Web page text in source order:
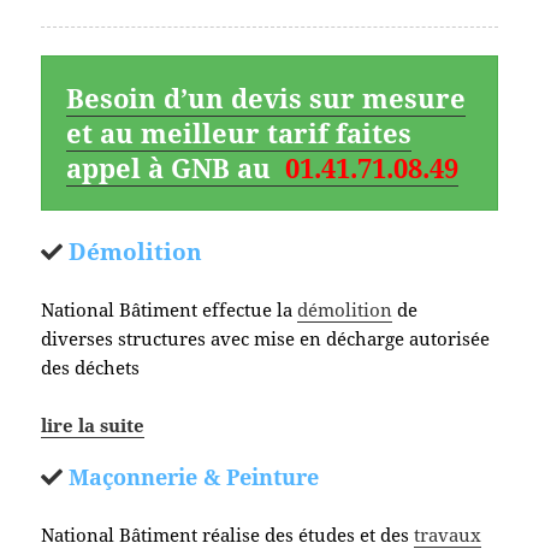
Besoin d’un devis sur mesure
et au meilleur tarif faites
appel à GNB au01.41.71.08.49
Démolition
National Bâtiment effectue ladémolition de
diverses structures avec mise en décharge autorisée
des déchets
lire la suite
Maçonnerie & Peinture
National Bâtiment réalise des études et destravaux